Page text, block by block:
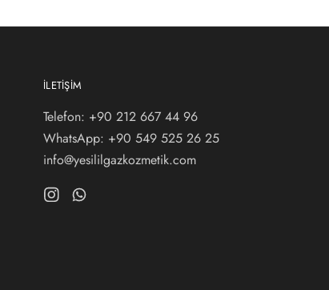
İLETIŞIM
Telefon: +90 212 667 44 96
WhatsApp: +90 549 525 26 25
info@yesililgazkozmetik.com